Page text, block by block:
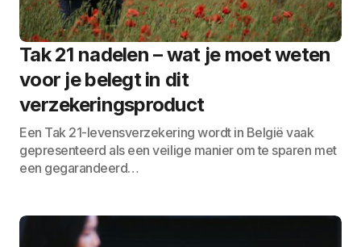
Tak 21 nadelen – wat je moet weten
voor je belegt in dit
verzekeringsproduct
Een Tak 21-levensverzekering wordt in België vaak
gepresenteerd als een veilige manier om te sparen met
een gegarandeerd…